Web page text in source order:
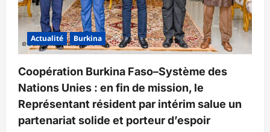
Actualité Burkina
Coopération Burkina Faso–Système des
Nations Unies : en fin de mission, le
Représentant résident par intérim salue un
partenariat solide et porteur d’espoir